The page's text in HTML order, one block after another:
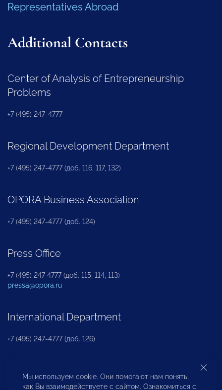
Representatives Abroad
Additional Contacts
Center of Analysis of Entrepreneurship
Problems
+7 (495) 247-4777
Regional Development Department
+7 (495) 247-4777 (доб. 116, 117, 132)
OPORA Business Association
+7 (495) 247-4777 (доб. 124)
Press Office
+7 (495) 247 4777 (доб. 115, 114, 113)
pressa@opora.ru
International Department
+7 (495) 247-4777 (доб. 126)
Business and Investment Rights Protection
Department
Мы используем cookie. Они помогают нам понять,
как Вы взаимодействуете с сайтом. Ознакомиться с